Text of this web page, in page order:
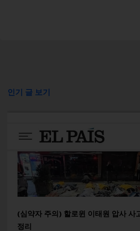
인기 글 보기
(심약자 주의) 할로윈 이태원 압사 사
정리